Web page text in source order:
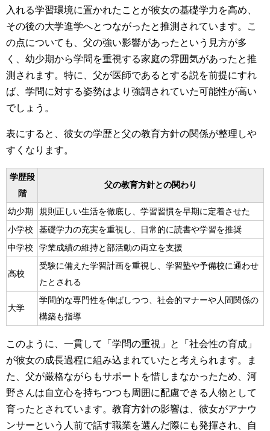
入れる学習環境に置かれたことが彼女の基礎学力を高め、
その後の大学進学へとつながったと推測されています。こ
の点についても、父の強い影響があったという見方が多
く、幼少期から学問を重視する家庭の雰囲気があったと推
測されます。特に、父が医師であるとする説を前提にすれ
ば、学問に対する姿勢はより強調されていた可能性が高い
でしょう。
表にすると、彼女の学歴と父の教育方針の関係が整理しや
すくなります。
学歴段
階
父の教育方針との関わり
幼少期
規則正しい生活を徹底し、学習習慣を早期に定着させた
小学校
基礎学力の充実を重視し、日常的に読書や学習を推奨
中学校
学業成績の維持と部活動の両立を支援
高校
受験に備えた学習計画を重視し、学習塾や予備校に通わせ
たとされる
大学
学問的な専門性を伸ばしつつ、社会的マナーや人間関係の
構築も指導
このように、一貫して「学問の重視」と「社会性の育成」
が彼女の成長過程に組み込まれていたと考えられます。ま
た、父が厳格ながらもサポートを惜しまなかったため、河
野さんは自立心を持ちつつも周囲に配慮できる人物として
育ったとされています。教育方針の影響は、彼女がアナウ
ンサーという人前で話す職業を選んだ際にも発揮され、自